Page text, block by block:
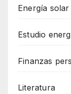
Energía
Estudio
Finanzas
Literatura